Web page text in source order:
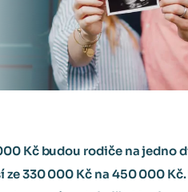
Kč budou rodiče na jedno
330 000 Kč na 450 000